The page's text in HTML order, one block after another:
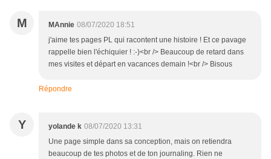
M MAnnie 08/07/2020 18:51
j'aime tes pages PL qui racontent une histoire ! Et ce pavage
rappelle bien l'échiquier ! :-)<br /> Beaucoup de retard dans
mes visites et départ en vacances demain !<br /> Bisous
Répondre
Y yolande k 08/07/2020 13:31
Une page simple dans sa conception, mais on retiendra
beaucoup de tes photos et de ton journaling. Rien ne